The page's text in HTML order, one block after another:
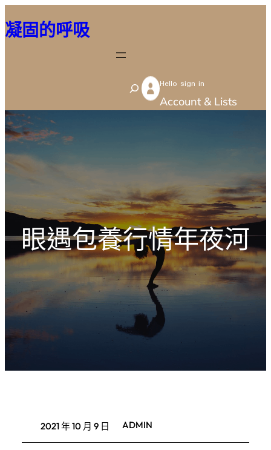
至
容
凝固的呼吸
S
e
Hello sign in
Account & Lists
眼遇包養行情年夜河
2021 年 10 月 9 日 ADMIN